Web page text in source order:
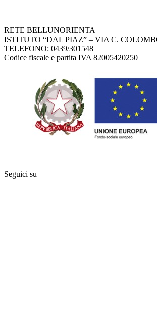
RETE BELLUNORIENTA
ISTITUTO “DAL PIAZ” – VIA C.
TELEFONO: 0439/301548
Codice fiscale e partita IVA 82005420250
Seguici su